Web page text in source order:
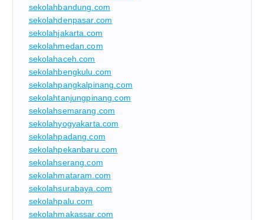
sekolahbandung.com
sekolahdenpasar.com
sekolahjakarta.com
sekolahmedan.com
sekolahaceh.com
sekolahbengkulu.com
sekolahpangkalpinang.com
sekolahtanjungpinang.com
sekolahsemarang.com
sekolahyogyakarta.com
sekolahpadang.com
sekolahpekanbaru.com
sekolahserang.com
sekolahmataram.com
sekolahsurabaya.com
sekolahpalu.com
sekolahmakassar.com